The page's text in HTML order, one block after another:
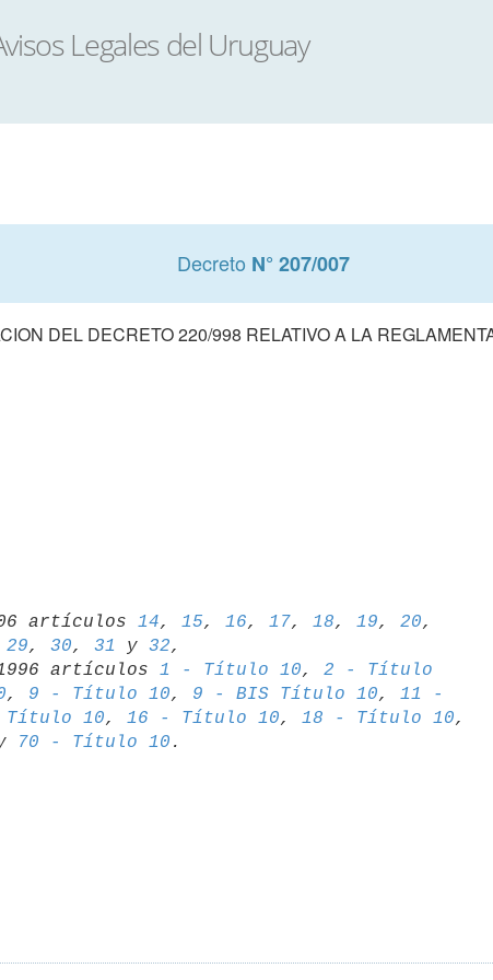
Decreto N° 207/007
DEL DECRETO 220/998 RELATIVO A LA
artículos 14, 15, 16, 17, 18, 19, 20,
29, 30, 31 y 32,
1996 artículos
1 - Título 10, 2 - Título
, 9 - Título 10, 9 - BIS Título 10, 11 -
10, 16 - Título 10, 18 - Título 10
70 - Título 10